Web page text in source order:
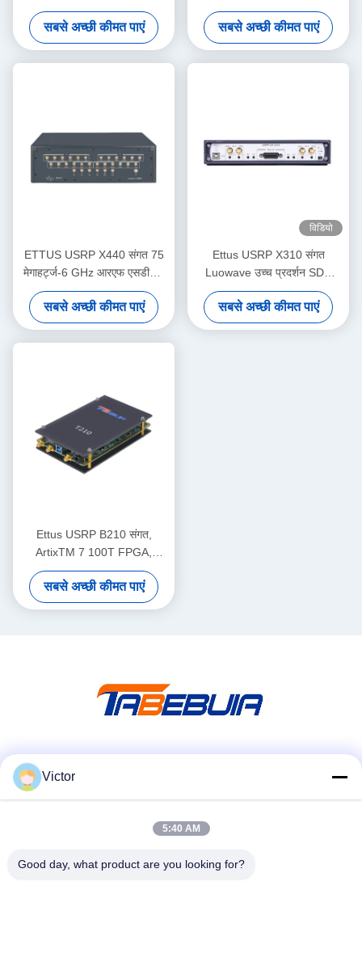
बैंडविड्थ USRP
सबसे अच्छी कीमत पाएं
बैंडविड्थ 4 चैनल
सबसे अच्छी कीमत पाएं
ETTUS USRP X440 संगत 75
मेगाहर्ट्ज-6 GHz आरएफ एसडीआर
200 मेगाहर्ट्ज बैंडविड्थ/च चरण-
समन्वय < 1° आरएमएस यूएसआरपी
सॉफ्टवेयर परिभाषित रेडियो डिवाइस
सबसे अच्छी कीमत पाएं
विडियो
Ettus USRP X310 संगत
Luowave उच्च प्रदर्शन SDR
USRP X श्रृंखला USRP-LW
X310 2T2R आरएफ डीसी-6GHz
160 मेगाहर्ट्ज BW USRP
सबसे अच्छी कीमत पाएं
Ettus USRP B210 संगत,
ArtixTM 7 100T FPGA,
AD9361 RF 70 MHz-6 GHz,
56 MHz BW प्रत्येक, 2 चैनल
USRP सॉफ्टवेयर परिभाषित रेडियो
सबसे अच्छी कीमत पाएं
त्वरित संपर्क
टेलीफोन
Victor
5:40 AM
Good day, what product are you looking for?